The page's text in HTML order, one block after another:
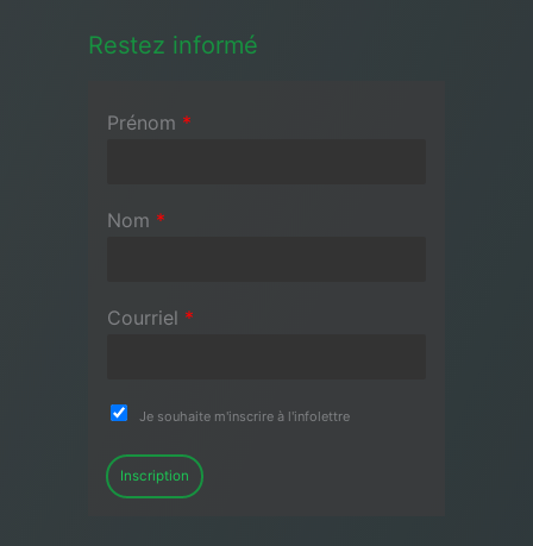
Restez informé
Prénom *
Nom *
Courriel *
Je souhaite m'inscrire à l'infolettre
Inscription